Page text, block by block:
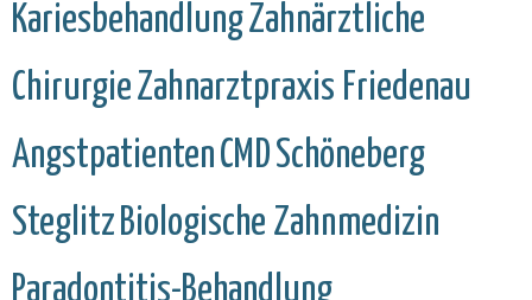
KariesbehandlungZahnärztliche
ChirurgieZahnarztpraxis Friedenau
AngstpatientenCMDSchöneberg
Steglitz Biologische Zahnmedizin
Paradontitis-Behandlung